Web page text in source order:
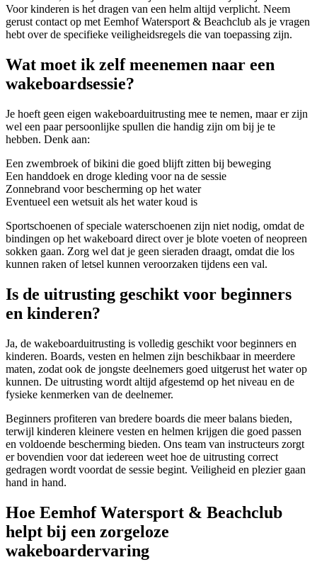
Voor kinderen is het dragen van een helm altijd verplicht. Neem
gerust contact op met Eemhof Watersport & Beachclub als je vragen
hebt over de specifieke veiligheidsregels die van toepassing zijn.
Wat moet ik zelf meenemen naar een
wakeboardsessie?
Je hoeft geen eigen wakeboarduitrusting mee te nemen, maar er zijn
wel een paar persoonlijke spullen die handig zijn om bij je te
hebben. Denk aan:
Een zwembroek of bikini die goed blijft zitten bij beweging
Een handdoek en droge kleding voor na de sessie
Zonnebrand voor bescherming op het water
Eventueel een wetsuit als het water koud is
Sportschoenen of speciale waterschoenen zijn niet nodig, omdat de
bindingen op het wakeboard direct over je blote voeten of neopreen
sokken gaan. Zorg wel dat je geen sieraden draagt, omdat die los
kunnen raken of letsel kunnen veroorzaken tijdens een val.
Is de uitrusting geschikt voor beginners
en kinderen?
Ja, de wakeboarduitrusting is volledig geschikt voor beginners en
kinderen. Boards, vesten en helmen zijn beschikbaar in meerdere
maten, zodat ook de jongste deelnemers goed uitgerust het water op
kunnen. De uitrusting wordt altijd afgestemd op het niveau en de
fysieke kenmerken van de deelnemer.
Beginners profiteren van bredere boards die meer balans bieden,
terwijl kinderen kleinere vesten en helmen krijgen die goed passen
en voldoende bescherming bieden. Ons team van instructeurs zorgt
er bovendien voor dat iedereen weet hoe de uitrusting correct
gedragen wordt voordat de sessie begint. Veiligheid en plezier gaan
hand in hand.
Hoe Eemhof Watersport & Beachclub
helpt bij een zorgeloze
wakeboardervaring